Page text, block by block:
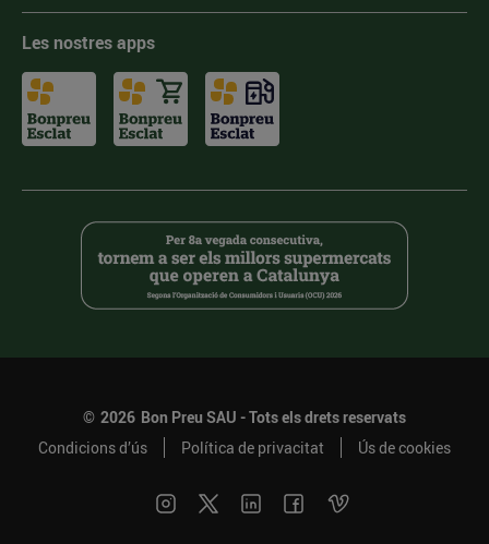
Les nostres apps
© 2026 Bon Preu SAU - Tots els drets reservats
Condicions d’ús
Política de privacitat Ús de cookies